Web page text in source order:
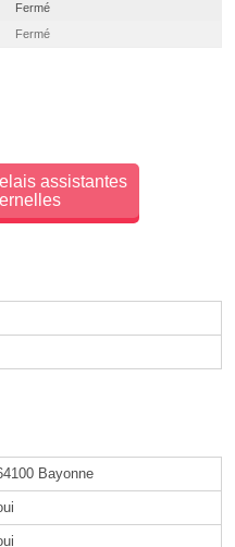
Fermé
Fermé
assistantes
Bayonne